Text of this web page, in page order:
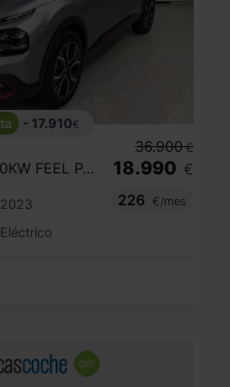
- 17.910€
Ë C4 ELÉCTRICO 100KW FEEL PACK
2023
Eléctrico
36.900 €
18.990 €
226
€/mes